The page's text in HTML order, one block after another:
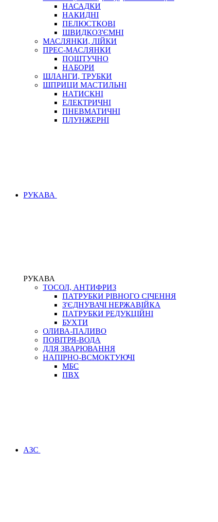
НАСАДКИ
НАКИДНІ
ПЕЛЮСТКОВІ
ШВИДКОЗ'ЄМНІ
МАСЛЯНКИ, ЛІЙКИ
ПРЕС-МАСЛЯНКИ
ПОШТУЧНО
НАБОРИ
ШЛАНГИ, ТРУБКИ
ШПРИЦИ МАСТИЛЬНІ
НАТИСКНІ
ЕЛЕКТРИЧНІ
ПНЕВМАТИЧНІ
ПЛУНЖЕРНІ
РУКАВА
РУКАВА
ТОСОЛ, АНТИФРИЗ
ПАТРУБКИ РІВНОГО СІЧЕННЯ
З'ЄДНУВАЧІ НЕРЖАВІЙКА
ПАТРУБКИ РЕДУКЦІЙНІ
БУХТИ
ОЛИВА-ПАЛИВО
ПОВІТРЯ-ВОДА
ДЛЯ ЗВАРЮВАННЯ
НАПІРНО-ВСМОКТУЮЧІ
МБС
ПВХ
АЗС